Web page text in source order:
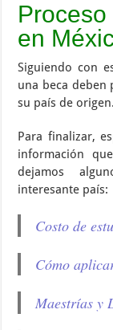
en
Siguiendo con
una beca deben
su país de origen.
Para finalizar,
información
dejamos
interesante país:
Costo de
Cómo
Maestrías y